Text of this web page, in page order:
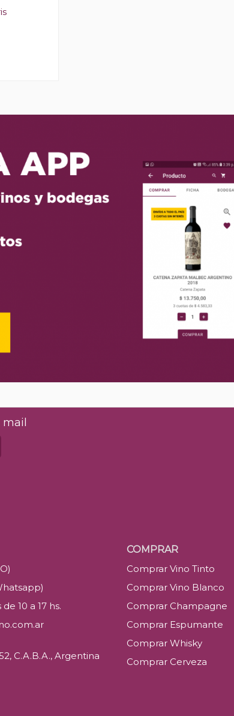
10 a 17 hs.
C.A.B.A., Argentina
COMPRAR
Comprar Vino Tinto
Comprar Vino Blanco
Comprar Champagne
Comprar Espumante
Comprar Whisky
Comprar Cerveza